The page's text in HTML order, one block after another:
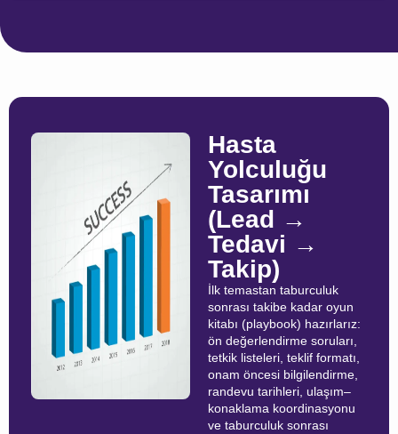
Hasta
Yolculuğu
Tasarımı
(Lead →
Tedavi →
Takip)
İlk temastan taburculuk
sonrası takibe kadar oyun
kitabı (playbook) hazırlarız:
ön değerlendirme soruları,
tetkik listeleri, teklif formatı,
onam öncesi bilgilendirme,
randevu tarihleri, ulaşım–
konaklama koordinasyonu
ve taburculuk sonrası